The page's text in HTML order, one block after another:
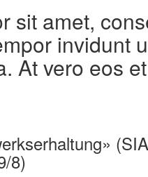
sit amet,
invidunt
At vero eos
8)